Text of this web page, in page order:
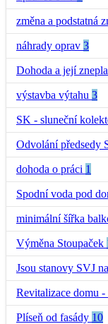
změna a podstatná
náhrady oprav 3
Dohoda a její
výstavba výtahu 3
SK - sluneční
Odvolání předsedy
dohoda o práci 1
Spodní voda pod
minimální šířka
Výměna Stoupaček
Jsou stanovy SVJ
Revitalizace domu
Plíseň od fasády 10